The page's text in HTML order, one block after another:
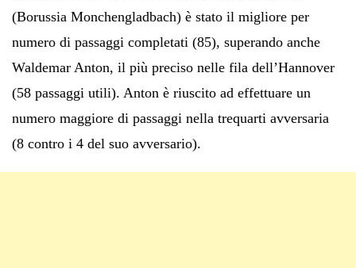
(Borussia Monchengladbach) è stato il migliore per
numero di passaggi completati (85), superando anche
Waldemar Anton, il più preciso nelle fila dell’Hannover
(58 passaggi utili). Anton è riuscito ad effettuare un
numero maggiore di passaggi nella trequarti avversaria
(8 contro i 4 del suo avversario).